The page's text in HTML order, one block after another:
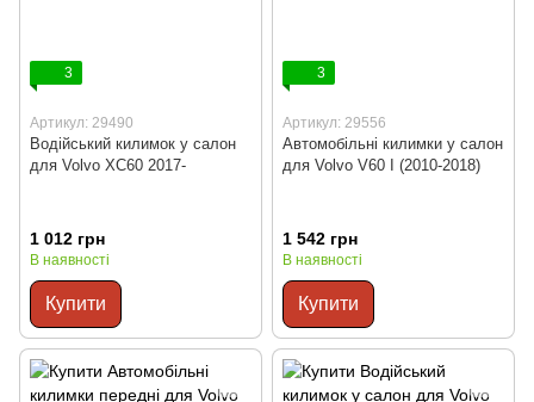
3
Артикул: 29490
Водійський килимок у салон
для Volvo XC60 2017-
1 012 грн
В наявності
Купити
3
Артикул: 29556
Автомобільні килимки у салон
для Volvo V60 I (2010-2018)
1 542 грн
В наявності
Купити